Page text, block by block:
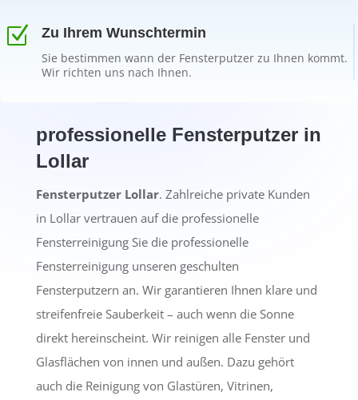
Z Zu Ihrem Wunschtermin
Sie bestimmen wann der Fensterputzer zu Ihnen kommt.
Wir richten uns nach Ihnen.
professionelle Fensterputzer in
Lollar
Fensterputzer Lollar. Zahlreiche private Kunden
in Lollar vertrauen auf die professionelle
Fensterreinigung Sie die professionelle
Fensterreinigung unseren geschulten
Fensterputzern an. Wir garantieren Ihnen klare und
streifenfreie Sauberkeit – auch wenn die Sonne
direkt hereinscheint. Wir reinigen alle Fenster und
Glasflächen von innen und außen. Dazu gehört
auch die Reinigung von Glastüren, Vitrinen,